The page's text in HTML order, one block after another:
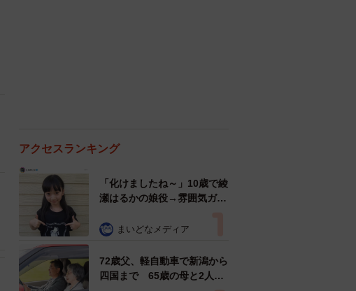
アクセスランキング
「化けましたね～」10歳で綾
瀬はるかの娘役→雰囲気ガラ
雰囲気が」「宝塚に入れそ
まいどなメディア
72歳父、軽自動車で新潟から
四国まで 65歳の母と2人で